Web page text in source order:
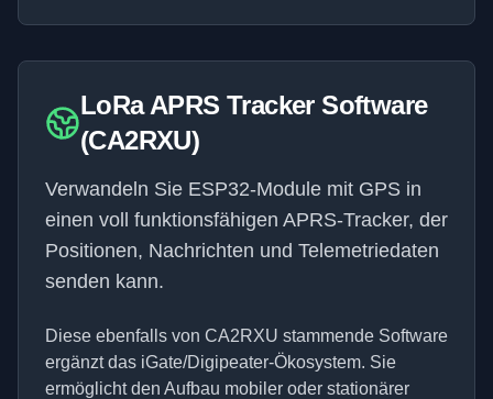
LoRa APRS Tracker Software
(CA2RXU)
Verwandeln Sie ESP32-Module mit GPS in
einen voll funktionsfähigen APRS-Tracker, der
Positionen, Nachrichten und Telemetriedaten
senden kann.
Diese ebenfalls von CA2RXU stammende Software
ergänzt das iGate/Digipeater-Ökosystem. Sie
ermöglicht den Aufbau mobiler oder stationärer